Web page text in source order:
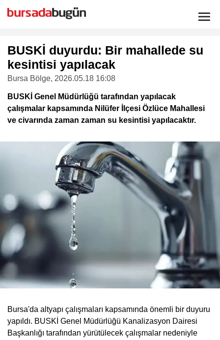
BUSKİ duyurdu: Bir mahallede su
kesintisi yapılacak
Bursa Bölge, 2026.05.18 16:08
BUSKİ Genel Müdürlüğü tarafından yapılacak
çalışmalar kapsamında Nilüfer İlçesi Özlüce Mahallesi
ve civarında zaman zaman su kesintisi yapılacaktır.
Bursa'da altyapı çalışmaları kapsamında önemli bir duyuru
yapıldı. BUSKİ Genel Müdürlüğü Kanalizasyon Dairesi
Başkanlığı tarafından yürütülecek çalışmalar nedeniyle